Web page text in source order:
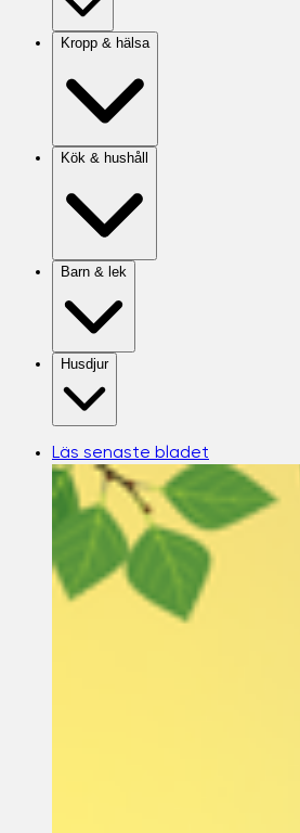
Kropp & hälsa
Kök & hushåll
Barn & lek
Husdjur
Läs senaste bladet